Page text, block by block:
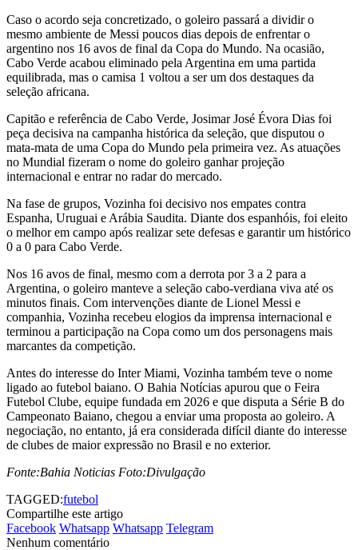
Caso o acordo seja concretizado, o goleiro passará a dividir o
mesmo ambiente de Messi poucos dias depois de enfrentar o
argentino nos 16 avos de final da Copa do Mundo. Na ocasião,
Cabo Verde acabou eliminado pela Argentina em uma partida
equilibrada, mas o camisa 1 voltou a ser um dos destaques da
seleção africana.
Capitão e referência de Cabo Verde, Josimar José Évora Dias foi
peça decisiva na campanha histórica da seleção, que disputou o
mata-mata de uma Copa do Mundo pela primeira vez. As atuações
no Mundial fizeram o nome do goleiro ganhar projeção
internacional e entrar no radar do mercado.
Na fase de grupos, Vozinha foi decisivo nos empates contra
Espanha, Uruguai e Arábia Saudita. Diante dos espanhóis, foi eleito
o melhor em campo após realizar sete defesas e garantir um histórico
0 a 0 para Cabo Verde.
Nos 16 avos de final, mesmo com a derrota por 3 a 2 para a
Argentina, o goleiro manteve a seleção cabo-verdiana viva até os
minutos finais. Com intervenções diante de Lionel Messi e
companhia, Vozinha recebeu elogios da imprensa internacional e
terminou a participação na Copa como um dos personagens mais
marcantes da competição.
Antes do interesse do Inter Miami, Vozinha também teve o nome
ligado ao futebol baiano. O Bahia Notícias apurou que o Feira
Futebol Clube, equipe fundada em 2026 e que disputa a Série B do
Campeonato Baiano, chegou a enviar uma proposta ao goleiro. A
negociação, no entanto, já era considerada difícil diante do interesse
de clubes de maior expressão no Brasil e no exterior.
Fonte:Bahia Noticias Foto:Divulgação
TAGGED:futebol
Compartilhe este artigo
Facebook Whatsapp Whatsapp Telegram
Nenhum comentário